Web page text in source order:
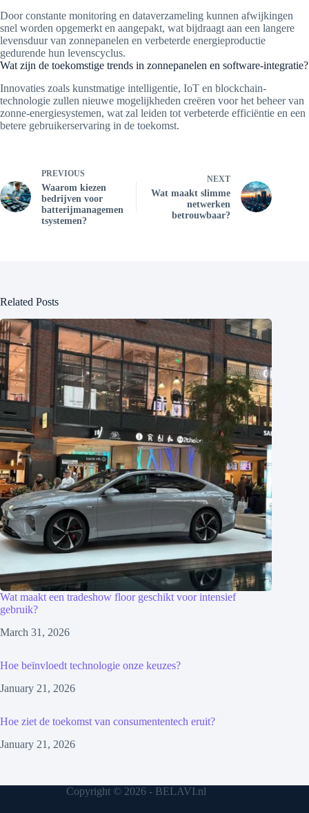
Door constante monitoring en dataverzameling kunnen afwijkingen
snel worden opgemerkt en aangepakt, wat bijdraagt aan een langere
levensduur van zonnepanelen en verbeterde energieproductie
gedurende hun levenscyclus.
Wat zijn de toekomstige trends in zonnepanelen en software-integratie?
Innovaties zoals kunstmatige intelligentie, IoT en blockchain-
technologie zullen nieuwe mogelijkheden creëren voor het beheer van
zonne-energiesystemen, wat zal leiden tot verbeterde efficiëntie en een
betere gebruikerservaring in de toekomst.
PREVIOUS
Waarom kiezen
bedrijven voor
batterijmanagemen
tsystemen?
NEXT
Wat maakt slimme
netwerken
betrouwbaar?
Related Posts
Wat maakt een tradeshow floor geschikt voor intensief
gebruik?
March 31, 2026
Hoe beïnvloedt technologie onze keuzes?
January 21, 2026
Hoe ziet de toekomst van consumententech eruit?
January 21, 2026
Copyright © 2026 - BELAVI.nl